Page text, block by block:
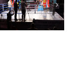
Konovalov: Osvojio
sam titulu sa
polomljenim rebrom